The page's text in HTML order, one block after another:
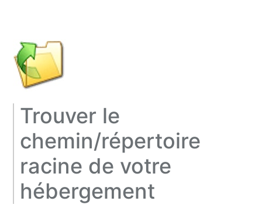
Trouver le
chemin/répertoire
racine de votre
hébergement